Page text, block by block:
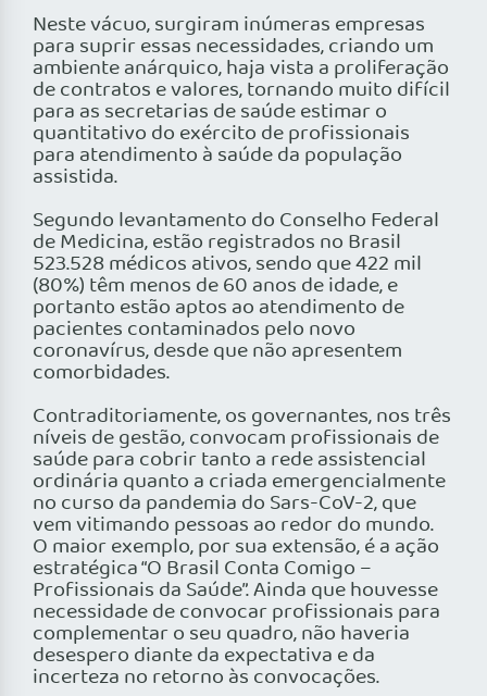
Neste vácuo, surgiram inúmeras empresas
para suprir essas necessidades, criando um
ambiente anárquico, haja vista a proliferação
de contratos e valores, tornando muito difícil
para as secretarias de saúde estimar o
quantitativo do exército de profissionais
para atendimento à saúde da população
assistida.
Segundo levantamento do Conselho Federal
de Medicina, estão registrados no Brasil
523.528 médicos ativos, sendo que 422 mil
(80%) têm menos de 60 anos de idade, e
portanto estão aptos ao atendimento de
pacientes contaminados pelo novo
coronavírus, desde que não apresentem
comorbidades.
Contraditoriamente, os governantes, nos três
níveis de gestão, convocam profissionais de
saúde para cobrir tanto a rede assistencial
ordinária quanto a criada emergencialmente
no curso da pandemia do Sars-CoV-2, que
vem vitimando pessoas ao redor do mundo.
O maior exemplo, por sua extensão, é a ação
estratégica “O Brasil Conta Comigo –
Profissionais da Saúde”. Ainda que houvesse
necessidade de convocar profissionais para
complementar o seu quadro, não haveria
desespero diante da expectativa e da
incerteza no retorno às convocações.